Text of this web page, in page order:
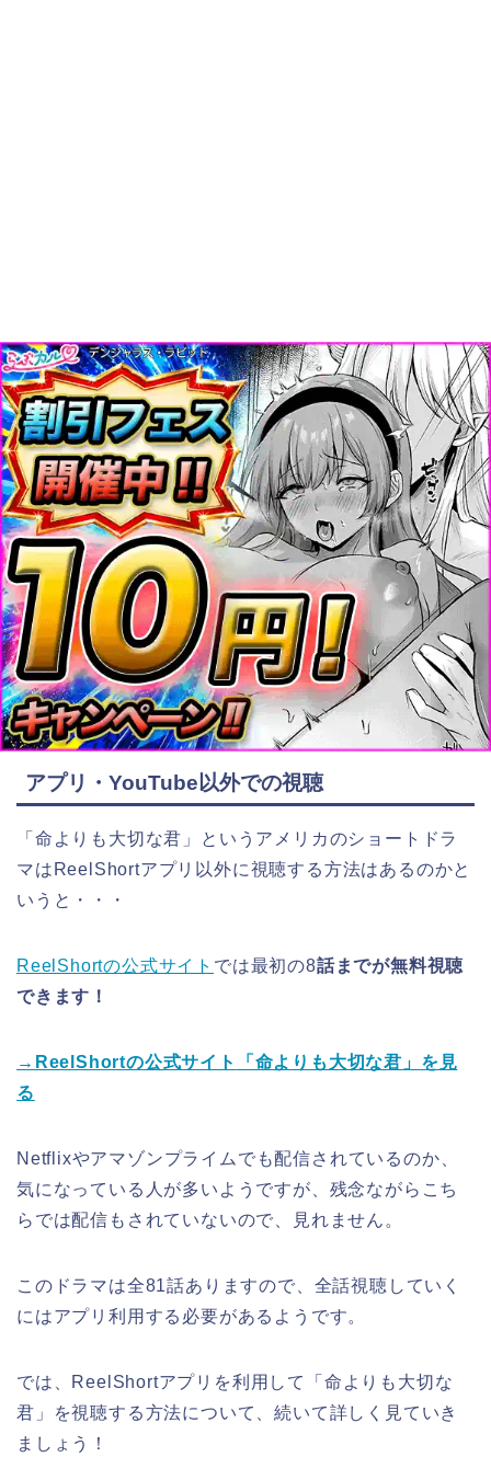
アプリ・YouTube以外での視聴
「命よりも大切な君」というアメリカのショートドラ
マはReelShortアプリ以外に視聴する方法はあるのかと
いうと・・・
ReelShortの公式サイト では最初の8話までが無料視聴
できます！
→ReelShortの公式サイト 「命よりも大切な君 」 を見
る
Netflixやアマゾンプライムでも配信されているのか、
気になっている人が多いようですが、残念ながらこち
らでは配信もされていないので、見れません。
このドラマは全81話ありますので、全話視聴していく
にはアプリ利用する必要があるようです。
では、ReelShortアプリを利用して
「命よりも大切な
君 」
を視聴する方法について、続いて詳しく見ていき
ましょう！